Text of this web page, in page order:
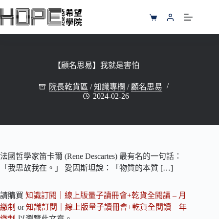
至
購
物
【顧名思易】我就是害怕
院長乾貨區 /知識專欄 / 顧名思易
2024-02-26
法國哲學家笛卡爾 (Rene Descartes) 最有名的一句話：
「我思故我在。」 愛因斯坦說：「物質的本質 […]
請購買 知識訂閱｜線上版量子讀冊會+乾貨全閱讀 – 月
繳制 or知識訂閱｜線上版量子讀冊會+乾貨全閱讀 – 年